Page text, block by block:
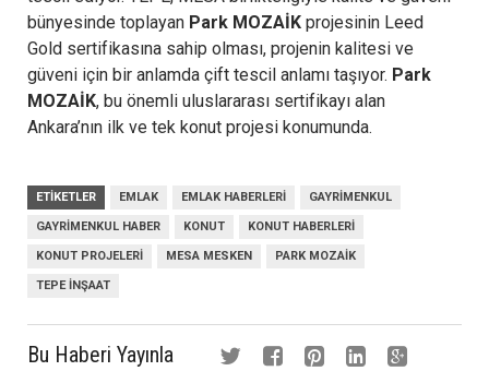
bünyesinde toplayan Park MOZAİK projesinin Leed
Gold sertifikasına sahip olması, projenin kalitesi ve
güveni için bir anlamda çift tescil anlamı taşıyor. Park
MOZAİK, bu önemli uluslararası sertifikayı alan
Ankara’nın ilk ve tek konut projesi konumunda.
ETIKETLER EMLAK EMLAK HABERLERI GAYRIMENKUL
GAYRIMENKUL HABER KONUT KONUT HABERLERI
KONUT PROJELERI MESA MESKEN PARK MOZAIK
TEPE İNŞAAT
Bu Haberi Yayınla